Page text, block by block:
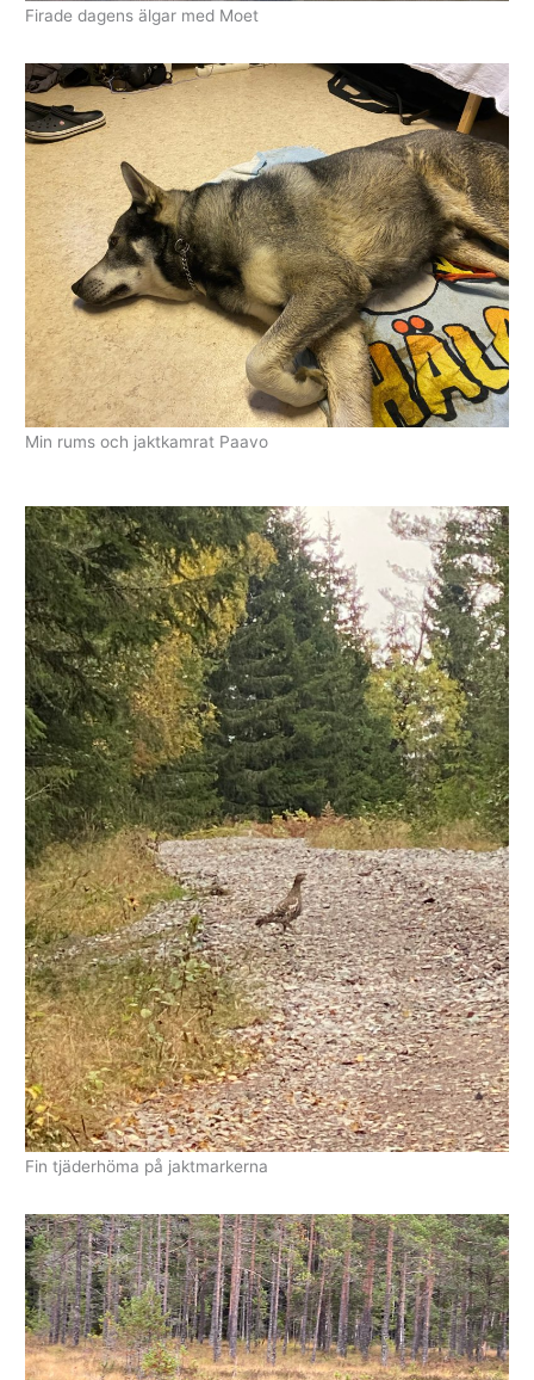
Sök
efter:
Firade dagens älgar med Moet
Min rums och jaktkamrat Paavo
Fin tjäderhöma på jaktmarkerna